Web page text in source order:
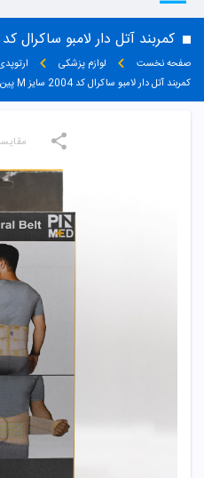
کمربند آتل دار لامبو ساکرال کد 2004 سایز M پین مد
صفحه نخست لوازم پزشکی
کمربند آتل دار لامبو ساکرال کد 2004 سایز M پین مد